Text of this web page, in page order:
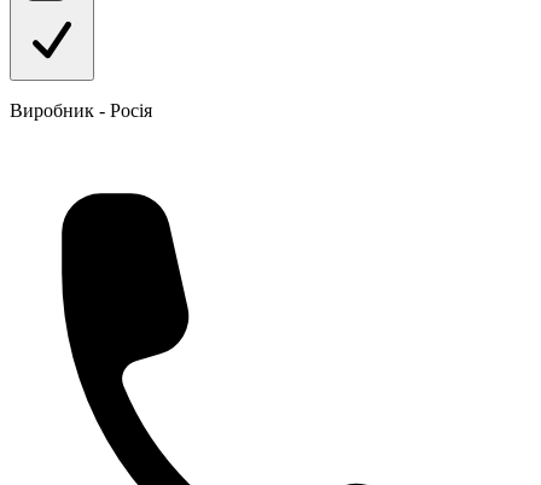
Виробник - Росія